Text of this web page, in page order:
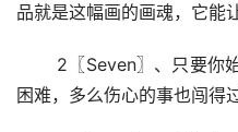
品就是这幅画的画魂，它能
困难，多么伤心的事也闯得